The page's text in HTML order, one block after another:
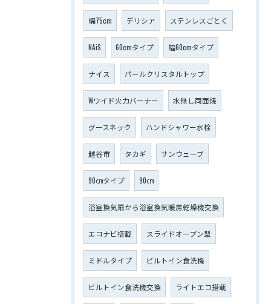
幅75cm デリシア ステンレスごとく
NAiS 60cmタイプ 幅60cmタイプ
ナイス パールクリスタルトップ
Wワイド火力バーナー 水無し両面焼
グースネック ハンドシャワー水栓
越谷市 タカギ サンウェーブ
90㎝タイプ 90㎝
浴室換気扇から浴室換気暖房乾燥機交換
エコナビ搭載 スライドオープン型
ミドルタイプ ビルトイン食洗機
ビルトイン食洗機交換 ライトエコ搭載